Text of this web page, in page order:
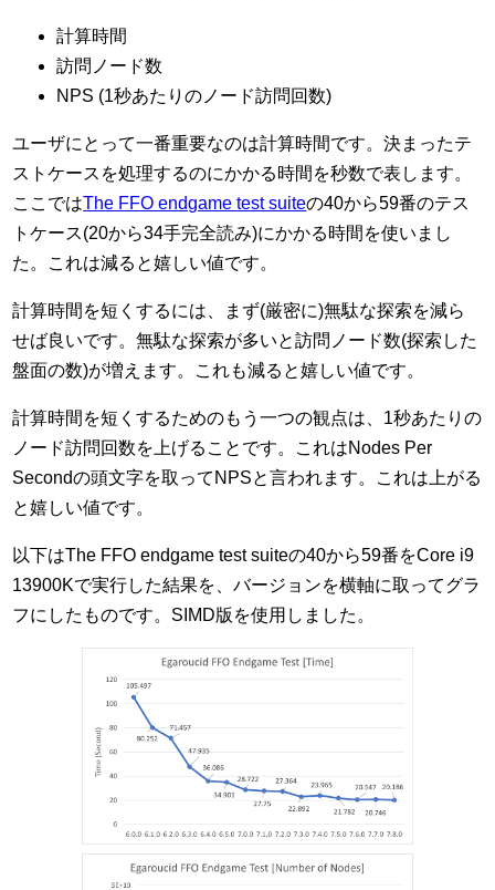
計算時間
訪問ノード数
NPS (1秒あたりのノード訪問回数)
ユーザにとって一番重要なのは計算時間です。決まったテ
ストケースを処理するのにかかる時間を秒数で表します。
ここではThe FFO endgame test suiteの40から59番のテス
トケース(20から34手完全読み)にかかる時間を使いまし
た。これは減ると嬉しい値です。
計算時間を短くするには、まず(厳密に)無駄な探索を減ら
せば良いです。無駄な探索が多いと訪問ノード数(探索した
盤面の数)が増えます。これも減ると嬉しい値です。
計算時間を短くするためのもう一つの観点は、1秒あたりの
ノード訪問回数を上げることです。これはNodes Per
Secondの頭文字を取ってNPSと言われます。これは上がる
と嬉しい値です。
以下はThe FFO endgame test suiteの40から59番をCore i9
13900Kで実行した結果を、バージョンを横軸に取ってグラ
フにしたものです。SIMD版を使用しました。